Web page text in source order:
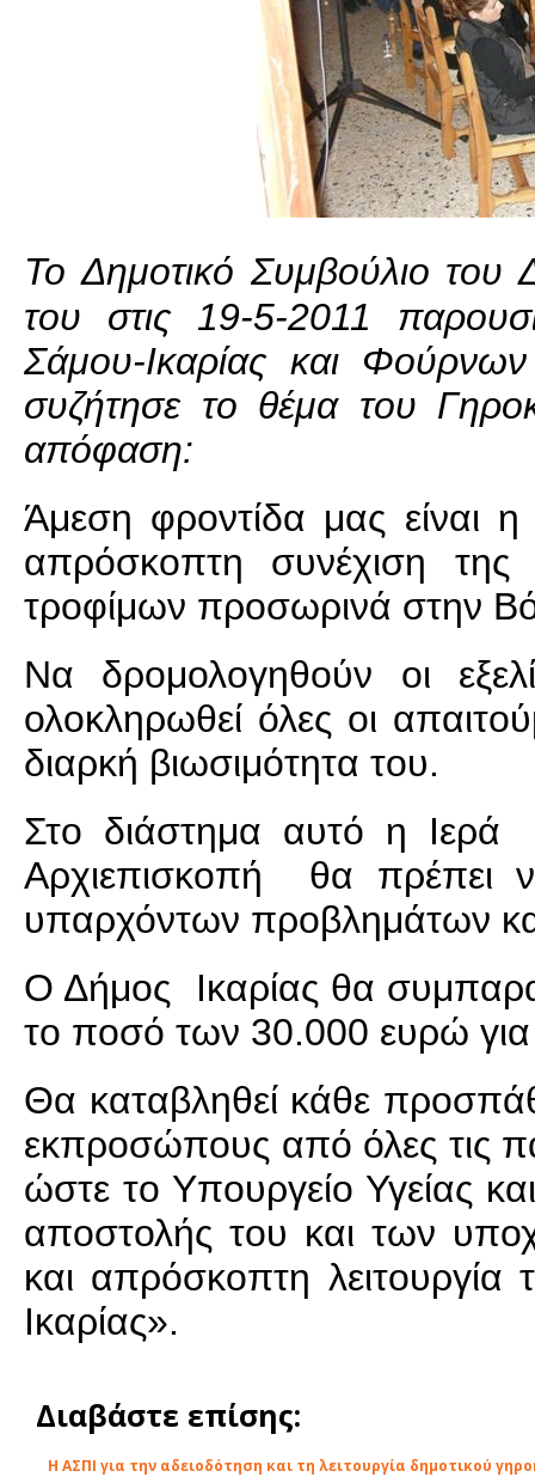
Το Δημοτικό Συμβούλιο του
του στις 19-5-2011
Σάμου-Ικαρίας και
συζήτησε το θέμα του
απόφαση:
Άμεση φροντίδα μας είναι
απρόσκοπτη συνέχιση
τροφίμων προσωρινά στην
Να δρομολογηθούν οι
ολοκληρωθεί όλες οι
διαρκή βιωσιμότητα του.
Στο διάστημα αυτό η
Αρχιεπισκοπή θα πρέπει
υπαρχόντων προβλημάτων
Ο Δήμος Ικαρίας θα
το ποσό των 30.000 ευρώ
Θα καταβληθεί κάθε
εκπροσώπους από όλες τις
ώστε το Υπουργείο Υγείας
αποστολής του και των
και απρόσκοπτη λειτουργία
Ικαρίας».
Διαβάστε επίσης:
Η ΑΣΠΙ για την αδειοδότηση και τη λειτουργία δημοτικού